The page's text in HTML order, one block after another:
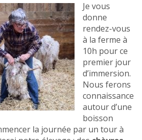
Je vous
donne
rendez-vous
à la ferme à
10h pour ce
premier jour
d’immersion.
Nous ferons
connaissance
autour d’une
boisson
la journée par un tour à